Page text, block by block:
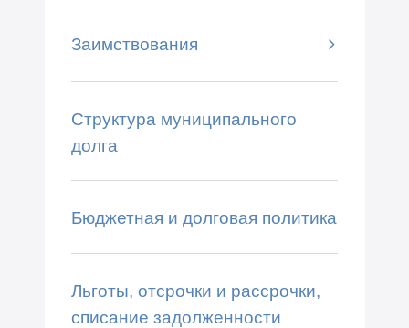
Заимствования
Структура муниципального
долга
Бюджетная и долговая политика
Льготы, отсрочки и рассрочки,
списание задолженности